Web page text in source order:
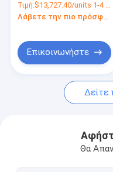
Ζητήστε ένα
ημι ρυμουλκό
τροχόσπιτο
φορτηγό
φορτηγό Φράχτης
ημιρυμουλκούμενο
Τιμή:$13,727.40/units 1-4 units
Λάβετε την πιο πρόσφατη τιμή
Επικοινωνήστε
Δείτε
Θα